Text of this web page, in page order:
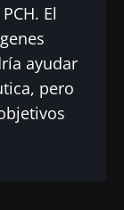
El
ayudar
pero